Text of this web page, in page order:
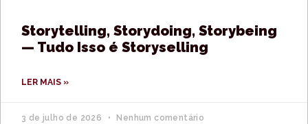
Storytelling, Storydoing, Storybeing
— Tudo Isso é Storyselling
LER MAIS »
3 de julho de 2026 Nenhum comentário